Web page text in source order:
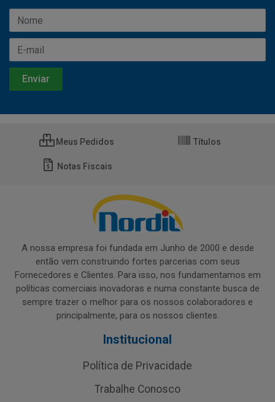
Meus Pedidos Títulos
Notas Fiscais
A nossa empresa foi fundada em Junho de 2000 e desde
então vem construindo fortes parcerias com seus
Fornecedores e Clientes. Para isso, nos fundamentamos em
políticas comerciais inovadoras e numa constante busca de
sempre trazer o melhor para os nossos colaboradores e
principalmente, para os nossos clientes.
Institucional
Política de Privacidade
Trabalhe Conosco